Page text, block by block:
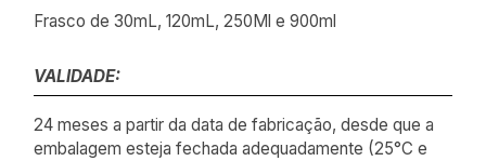
Frasco de 30mL, 120mL, 250Ml e 900ml
VALIDADE:
24 meses a partir da data de fabricação, desde que a
embalagem esteja fechada adequadamente (25°C e